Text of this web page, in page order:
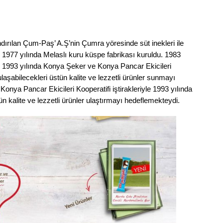
Çum-Paş’ A.Ş’nin Çumra yöresinde süt inekleri ile
yılında Melaslı kuru küspe fabrikası kuruldu. 1983
yılında Konya Şeker ve Konya Pancar Ekicileri
üstün kalite ve lezzetli ürünler sunmayı
Pancar Ekicileri Kooperatifi iştirakleriyle 1993 yılında
kalite ve lezzetli ürünler ulaştırmayı hedeflemekteydi.